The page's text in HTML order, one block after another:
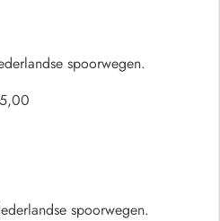
spoorwegen.
spoorwegen.